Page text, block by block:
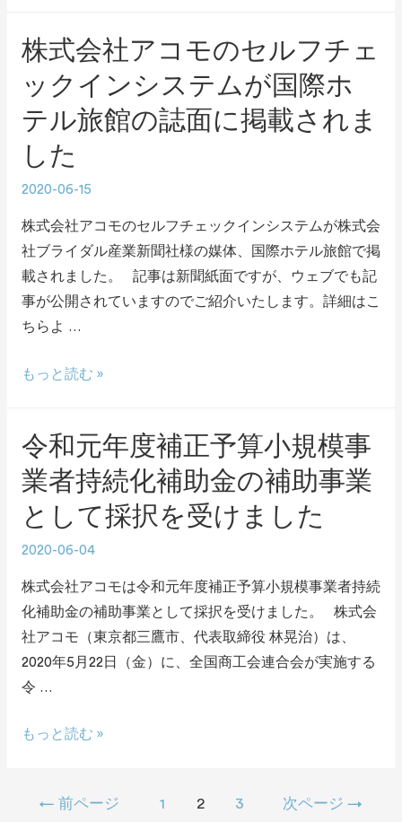
株式会社アコモのセルフチェ
ックインシステムが国際ホ
テル旅館の誌面に掲載されま
した
2020-06-15
株式会社アコモのセルフチェックインシステムが株式会
社ブライダル産業新聞社様の媒体、国際ホテル旅館で掲
載されました。 記事は新聞紙面ですが、ウェブでも記
事が公開されていますのでご紹介いたします。詳細はこ
ちらよ …
もっと読む »
令和元年度補正予算小規模事
業者持続化補助金の補助事業
として採択を受けました
2020-06-04
株式会社アコモは令和元年度補正予算小規模事業者持続
化補助金の補助事業として採択を受けました。 株式会
社アコモ（東京都三鷹市、代表取締役 林晃治）は、
2020年5月22日（金）に、全国商工会連合会が実施する
令 …
もっと読む »
← 前ページ 1 2 3 次ページ →